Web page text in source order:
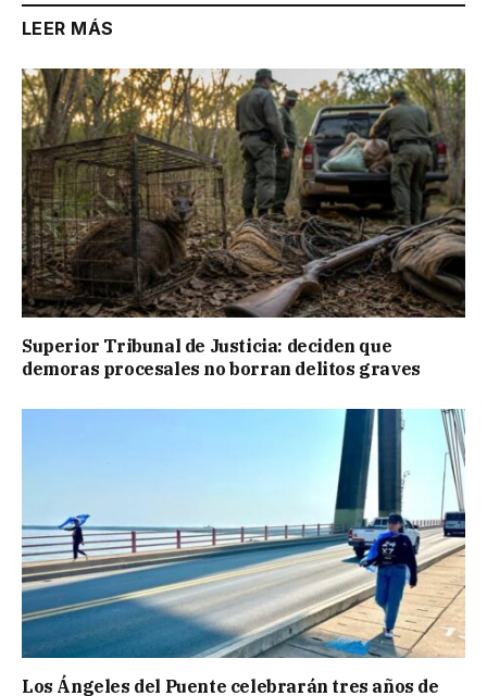
LEER MÁS
Superior Tribunal de Justicia: deciden que
demoras procesales no borran delitos graves
Los Ángeles del Puente celebrarán tres años de